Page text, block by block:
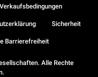
Alle Rechte
Verkaufsbedingungen
Sicherheit
Barrierefreiheit